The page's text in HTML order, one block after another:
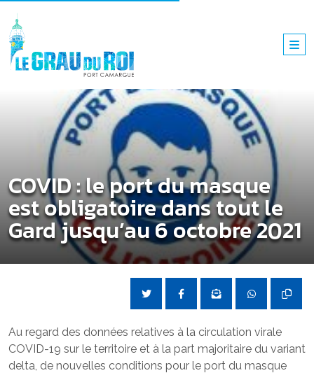
COVID : le port du masque
est obligatoire dans tout le
Gard jusqu’au 6 octobre 2021
Au regard des données relatives à la circulation virale
COVID-19 sur le territoire et à la part majoritaire du variant
delta, de nouvelles conditions pour le port du masque